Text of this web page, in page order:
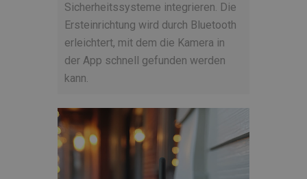
Sicherheitssysteme integrieren. Die
Ersteinrichtung wird durch Bluetooth
erleichtert, mit dem die Kamera in
der App schnell gefunden werden
kann.